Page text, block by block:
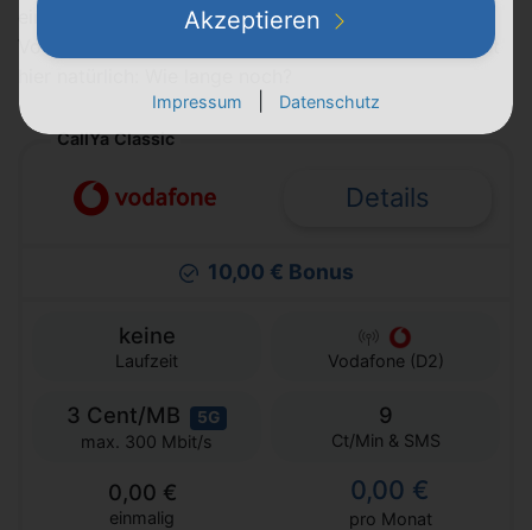
eine SIM-Karte. Die gibt's stattdessen (nur noch) im
Vodafone-Netz, zum Beispiel bei CallYa. Die Frage ist
CallYa Classic
Details
10,00 € Bonus
keine
Laufzeit Vodafone (D2)
3 Cent/MB 5G
max. 300 Mbit/s
9
Ct/Min & SMS
0,00 €
einmalig
0,00 €
pro Monat
Akzeptieren
Impressum Datenschutz